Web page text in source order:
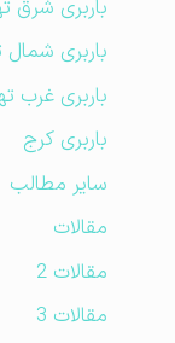
باربری شرق
باربری شمال
باربری غرب
باربری کرج
سایر مطالب
مقالات
مقالات 2
مقالات 3